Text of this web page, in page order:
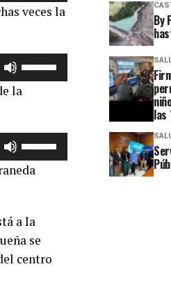
teclas
arriba/abajo
para
aumentar
disminuir
el
volumen.
veces la
teclas
arriba/abajo
para
aumentar
el
volumen.
la
teclas
arriba/abajo
para
aumentar
a la
se
centro
By
las